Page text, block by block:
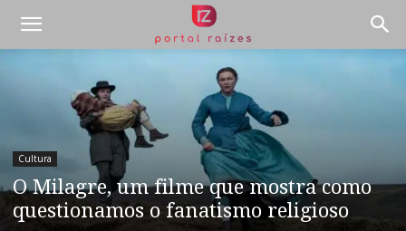
Cultura
O Milagre, um filme que mostra como
questionamos o fanatismo religioso